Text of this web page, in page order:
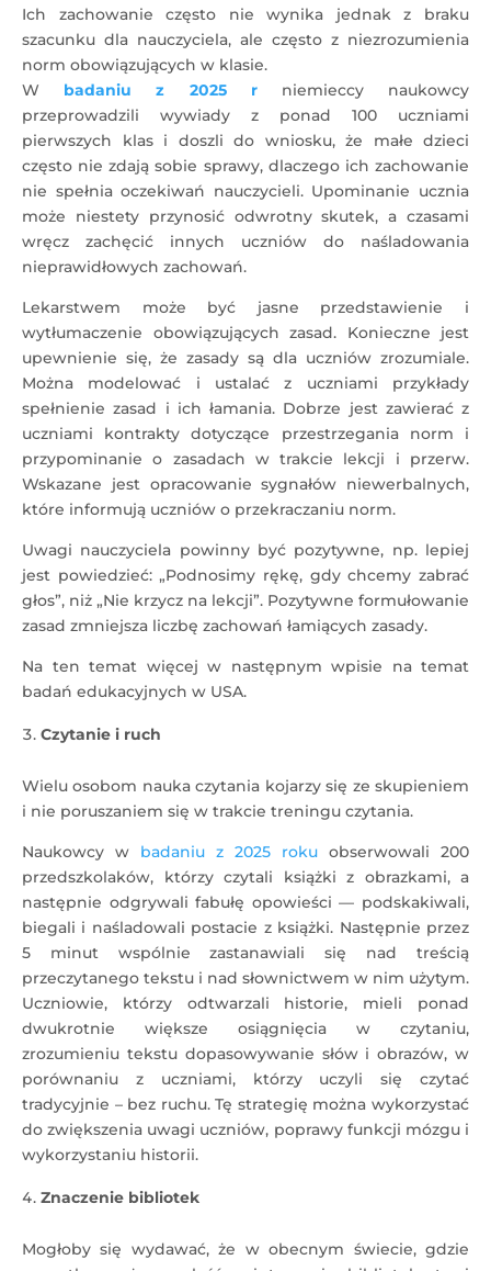
Ich zachowanie często nie wynika jednak z braku
szacunku dla nauczyciela, ale często z niezrozumienia
norm obowiązujących w klasie.
W badaniu z 2025 rniemieccy naukowcy
przeprowadzili wywiady z ponad 100 uczniami
pierwszych klas i doszli do wniosku, że małe dzieci
często nie zdają sobie sprawy, dlaczego ich zachowanie
nie spełnia oczekiwań nauczycieli. Upominanie ucznia
może niestety przynosić odwrotny skutek, a czasami
wręcz zachęcić innych uczniów do naśladowania
nieprawidłowych zachowań.
Lekarstwem może być jasne przedstawienie i
wytłumaczenie obowiązujących zasad. Konieczne jest
upewnienie się, że zasady są dla uczniów zrozumiale.
Można modelować i ustalać z uczniami przykłady
spełnienie zasad i ich łamania. Dobrze jest zawierać z
uczniami kontrakty dotyczące przestrzegania norm i
przypominanie o zasadach w trakcie lekcji i przerw.
Wskazane jest opracowanie sygnałów niewerbalnych,
które informują uczniów o przekraczaniu norm.
Uwagi nauczyciela powinny być pozytywne, np. lepiej
jest powiedzieć: „Podnosimy rękę, gdy chcemy zabrać
głos”, niż „Nie krzycz na lekcji”. Pozytywne formułowanie
zasad zmniejsza liczbę zachowań łamiących zasady.
Na ten temat więcej w następnym wpisie na temat
badań edukacyjnych w USA.
Czytanie i ruch
Wielu osobom nauka czytania kojarzy się ze skupieniem
i nie poruszaniem się w trakcie treningu czytania.
Naukowcy w badaniu z 2025 roku obserwowali 200
przedszkolaków, którzy czytali książki z obrazkami, a
następnie odgrywali fabułę opowieści — podskakiwali,
biegali i naśladowali postacie z książki. Następnie przez
5 minut wspólnie zastanawiali się nad treścią
przeczytanego tekstu i nad słownictwem w nim użytym.
Uczniowie, którzy odtwarzali historie, mieli ponad
dwukrotnie większe osiągnięcia w czytaniu,
zrozumieniu tekstu dopasowywanie słów i obrazów, w
porównaniu z uczniami, którzy uczyli się czytać
tradycyjnie – bez ruchu. Tę strategię można wykorzystać
do zwiększenia uwagi uczniów, poprawy funkcji mózgu i
wykorzystaniu historii.
Znaczenie bibliotek
Mogłoby się wydawać, że w obecnym świecie, gdzie